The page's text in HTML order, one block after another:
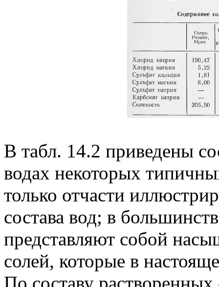
В табл. 14.2 приведены
водах некоторых
только отчасти
состава вод; в
представляют собой
солей, которые в
По составу